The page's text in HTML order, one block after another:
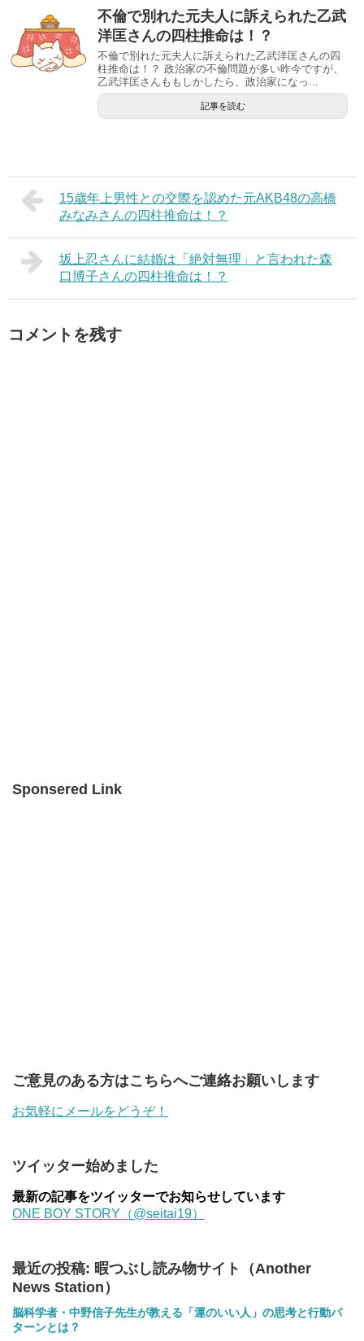
不倫で別れた元夫人に訴えられた乙武
洋匡さんの四柱推命は！？
不倫で別れた元夫人に訴えられた乙武洋匡さんの四
柱推命は！？ 政治家の不倫問題が多い昨今ですが、
乙武洋匡さんももしかしたら、政治家になっ...
記事を読む
15歳年上男性との交際を認めた元AKB48の高橋
みなみさんの四柱推命は！？
坂上忍さんに結婚は「絶対無理」と言われた森
口博子さんの四柱推命は！？
コメントを残す
Sponsered Link
ご意見のある方はこちらへご連絡お願いします
お気軽にメールをどうぞ！
ツイッター始めました
最新の記事をツイッターでお知らせしています
ONE BOY STORY（@seitai19）
最近の投稿: 暇つぶし読み物サイト（Another
News Station）
脳科学者・中野信子先生が教える「運のいい人」の思考と行動パ
ターンとは？